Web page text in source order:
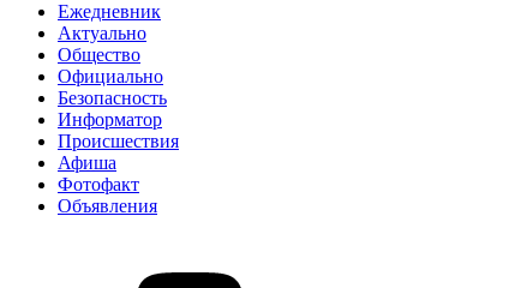
Ежедневник
Актуально
Общество
Официально
Безопасность
Информатор
Происшествия
Афиша
Фотофакт
Объявления